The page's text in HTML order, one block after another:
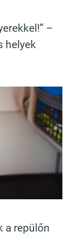
–
helyek
a repülőn